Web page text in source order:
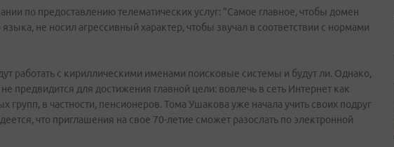
по предоставлению телематических услуг: "Самое главное, чтобы домен
не носил агрессивный характер, чтобы звучал в соответствии с нормами
работать с кириллическими именами поисковые системы и будут ли. Однако,
предвидится для достижения главной цели: вовлечь в сеть Интернет как
в частности, пенсионеров. Тома Ушакова уже начала учить своих подруг
что приглашения на свое 70-летие сможет разослать по электронной